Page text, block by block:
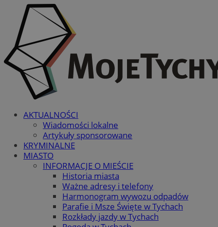
AKTUALNOŚCI
Wiadomości lokalne
Artykuły sponsorowane
KRYMINALNE
MIASTO
INFORMACJE O MIEŚCIE
Historia miasta
Ważne adresy i telefony
Harmonogram wywozu odpadów
Parafie i Msze Święte w Tychach
Rozkłady jazdy w Tychach